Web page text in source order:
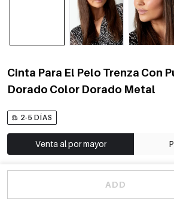
Cinta Para El Pelo Trenza Con
Dorado Color Dorado Metal
2-5 DÍAS
Venta al por mayor
ADD